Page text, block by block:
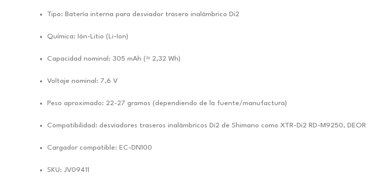
Tipo: Batería interna para desviador trasero inalámbrico Di2
Química: Ión-Litio (Li-Ion)
Capacidad nominal: 305 mAh (≈ 2,32 Wh)
Voltaje nominal: 7,6 V
Peso aproximado: 22-27 gramos (dependiendo de la fuente/manufactura)
Compatibilidad: desviadores traseros inalámbricos Di2 de Shimano como XTR-Di2 RD-M9250,
Cargador compatible: EC-DN100
SKU: JV09411